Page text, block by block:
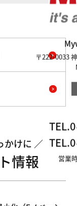
〒222-0033
TEL.
TEL.
営業
かけに
情報